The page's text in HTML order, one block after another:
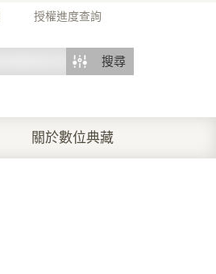
授權進度查詢
搜尋
關於數位典藏